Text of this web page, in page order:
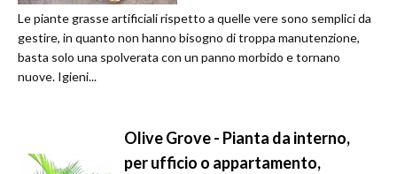
Le piante grasse artificiali rispetto a quelle vere sono semplici da
gestire, in quanto non hanno bisogno di troppa manutenzione,
basta solo una spolverata con un panno morbido e tornano
nuove. Igieni...
Olive Grove - Pianta da interno,
per ufficio o appartamento,